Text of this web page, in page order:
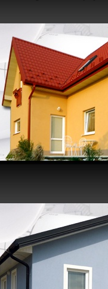
RD Kendice RD